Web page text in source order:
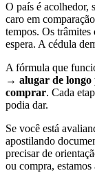
O país é acolhedor,
caro em
tempos. Os
espera. A cédula
A fórmula que
→ alugar de longo
comprar. Cada
podia dar.
Se você está
apostilando
precisar de
ou compra, estamos